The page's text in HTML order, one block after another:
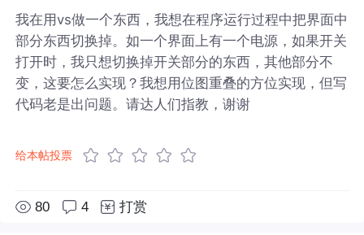
我在用vs做一个东西，我想在程序运行过程中把界面中
部分东西切换掉。如一个界面上有一个电源，如果开关
打开时，我只想切换掉开关部分的东西，其他部分不
变，这要怎么实现？我想用位图重叠的方位实现，但写
代码老是出问题。请达人们指教，谢谢
给本帖投票
80 4 打赏